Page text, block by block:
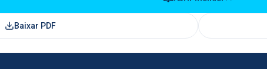
Baixar PDF